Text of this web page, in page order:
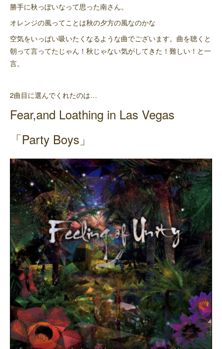
勝手に秋っぽいなって思った南さん。
オレンジの風ってことは秋の夕方の風なのかな
空気をいっぱい吸いたくなるような曲でございます。曲を聴くと
朝って言ってたじゃん！秋じゃない気がしてきた！難しい！と一
言。
2曲目に選んでくれたのは…
Fear,and Loathing in Las Vegas
「Party Boys」